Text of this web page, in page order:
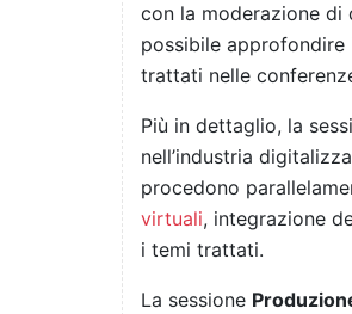
con la moderazione di
possibile
trattati nelle
Più in dettaglio, la
nell’industria
procedono
virtuali, integrazione
i temi trattati.
La sessione